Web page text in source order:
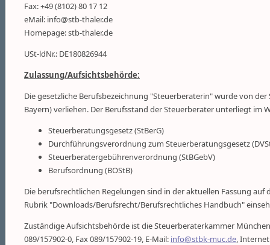
Fax: +49 (8102) 80 17 12
eMail: info@stb-thaler.de
Homepage: stb-thaler.de
USt-ldNr.: DE180826944
Zulassung/Aufsichtsbehörde:
Die gesetzliche Berufsbezeichnung "Steuerberaterin" wurde von
Bayern) verliehen. Der Berufsstand der Steuerberater unterliegt im
Steuerberatungsgesetz (StBerG)
Durchführungsverordnung zum Steuerberatungsgesetz
Steuerberatergebührenverordnung (StBGebV)
Berufsordnung (BOStB)
Die berufsrechtlichen Regelungen sind in der aktuellen Fassung
Rubrik "Downloads/Berufsrecht/Berufsrechtliches Handbuch"
Zuständige Aufsichtsbehörde ist die Steuerberaterkammer
089/157902-0, Fax 089/157902-19, E-Mail: info@stbk-muc.de ,